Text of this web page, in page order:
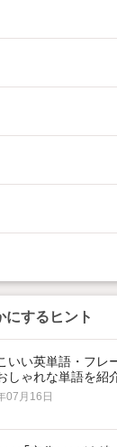
にするヒント
いい英単語・フレ
しゃれな単語を紹
07月16日